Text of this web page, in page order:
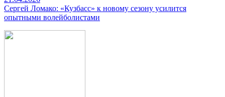
Сергей Ломако: «Кузбасс» к новому сезону усилится
опытными волейболистами